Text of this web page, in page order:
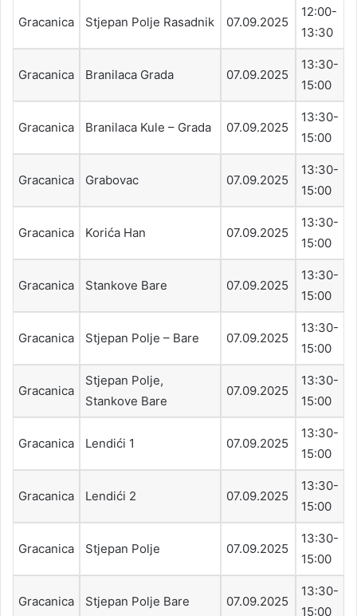
Gracanica Stjepan Polje Rasadnik 07.09.2025
12:00-
13:30
Gracanica Branilaca Grada 07.09.2025
13:30-
15:00
Gracanica Branilaca Kule – Grada 07.09.2025
13:30-
15:00
Gracanica Grabovac 07.09.2025
13:30-
15:00
Gracanica Korića Han 07.09.2025
13:30-
15:00
Gracanica Stankove Bare 07.09.2025
13:30-
15:00
Gracanica Stjepan Polje – Bare 07.09.2025
13:30-
15:00
Gracanica
Stjepan Polje,
Stankove Bare
07.09.2025
13:30-
15:00
Gracanica Lendići 1 07.09.2025
13:30-
15:00
Gracanica Lendići 2 07.09.2025
13:30-
15:00
Gracanica Stjepan Polje 07.09.2025
13:30-
15:00
Gracanica Stjepan Polje Bare 07.09.2025
13:30-
15:00